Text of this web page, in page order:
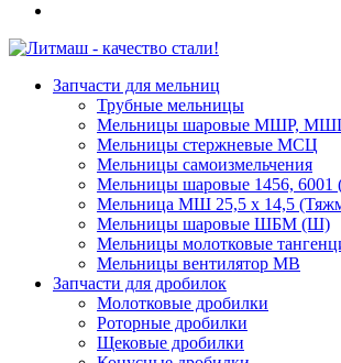
Запчасти для мельниц
Трубные мельницы
Мельницы шаровые МШР,
Мельницы стержневые МСЦ
Мельницы самоизмельчения
Мельницы шаровые 1456,
Мельница МШ 25,5 х 14,5
Мельницы шаровые ШБМ (Ш)
Мельницы молотковые
Мельницы вентилятор МВ
Запчасти для дробилок
Молотковые дробилки
Роторные дробилки
Щековые дробилки